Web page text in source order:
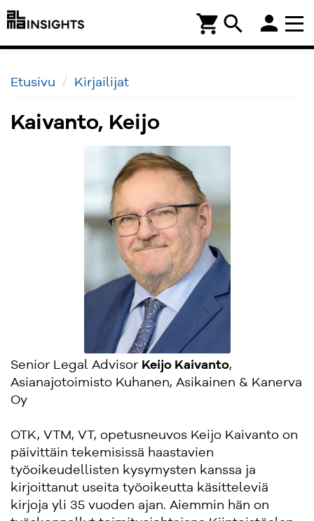
search
shopping_cart person
Etusivu Kirjailijat
Kaivanto, Keijo
Senior Legal Advisor Keijo Kaivanto,
Asianajotoimisto Kuhanen, Asikainen & Kanerva
Oy
OTK, VTM, VT, opetusneuvos Keijo Kaivanto on
päivittäin tekemisissä haastavien
työoikeudellisten kysymysten kanssa ja
kirjoittanut useita työoikeutta käsitteleviä
kirjoja yli 35 vuoden ajan. Aiemmin hän on